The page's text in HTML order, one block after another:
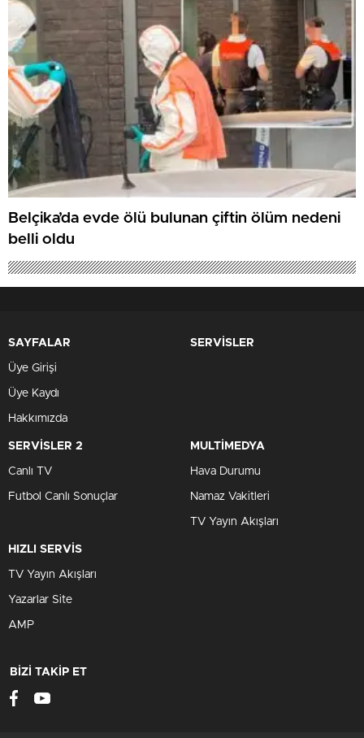
Belçika’da evde ölü bulunan çiftin ölüm nedeni
belli oldu
SAYFALAR
Üye Girişi
Üye Kaydı
Hakkımızda
SERVİSLER
SERVİSLER 2
Canlı TV
Futbol Canlı Sonuçlar
MULTİMEDYA
Hava Durumu
Namaz Vakitleri
TV Yayın Akışları
HIZLI SERVİS
TV Yayın Akışları
Yazarlar Site
AMP
BİZİ TAKİP ET